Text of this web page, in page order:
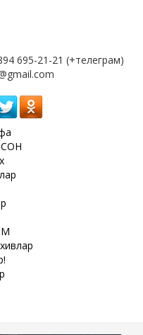
695-21-21 (+телеграм)